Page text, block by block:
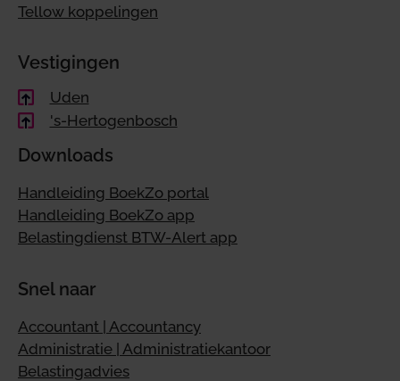
Tellow koppelingen
Vestigingen
Uden
's-Hertogenbosch
Downloads
Handleiding BoekZo portal
Handleiding BoekZo app
Belastingdienst BTW-Alert app
Snel naar
Accountant | Accountancy
Administratie | Administratiekantoor
Belastingadvies